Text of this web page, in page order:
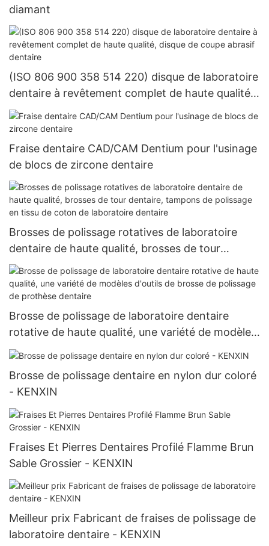
diamant
(ISO 806 900 358 514 220) disque de laboratoire
dentaire à revêtement complet de haute qualité,
disque de coupe abrasif dentaire
Fraise dentaire CAD/CAM Dentium pour l'usinage
de blocs de zircone dentaire
Brosses de polissage rotatives de laboratoire
dentaire de haute qualité, brosses de tour
dentaire, tampons de polissage en tissu de coton
de laboratoire dentaire
Brosse de polissage de laboratoire dentaire
rotative de haute qualité, une variété de modèles
d'outils de brosse de polissage de prothèse
Brosse de polissage dentaire en nylon dur coloré
- KENXIN
Fraises Et Pierres Dentaires Profilé Flamme Brun
Sable Grossier - KENXIN
Meilleur prix Fabricant de fraises de polissage de
laboratoire dentaire - KENXIN